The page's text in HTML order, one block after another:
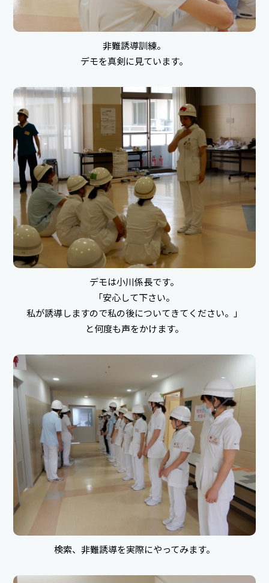
非難誘導訓練。
デモを真剣に見ています。
デモは小川係長です。
「安心して下さい。
私が誘導しますので私の後についてきてください。」
と何度も声をかけます。
検索、非難誘導を実際にやってみます。